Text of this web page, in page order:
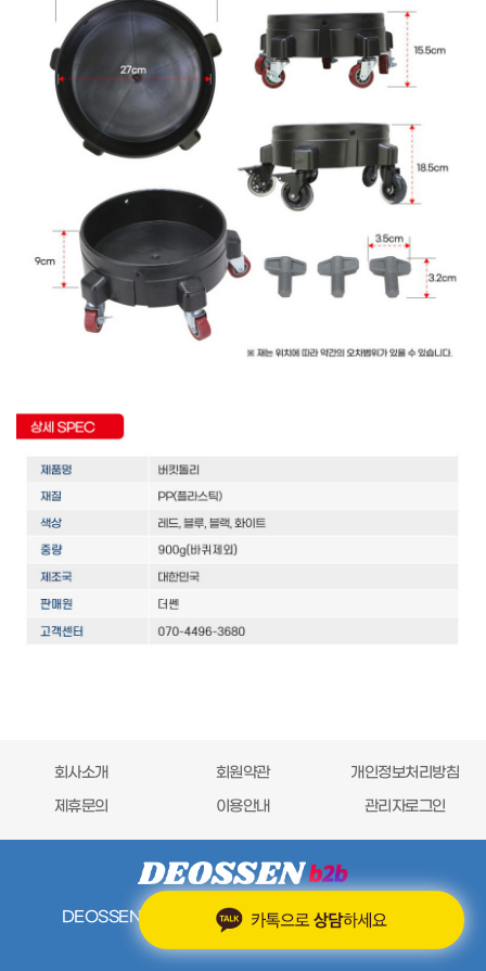
회사소개 회원약관
개인정보처리방침
제휴문의
이용안내 관리자로그인
DEOSSEN b2b 쇼핑몰에서 품질 좋은 상품을 착한가격에